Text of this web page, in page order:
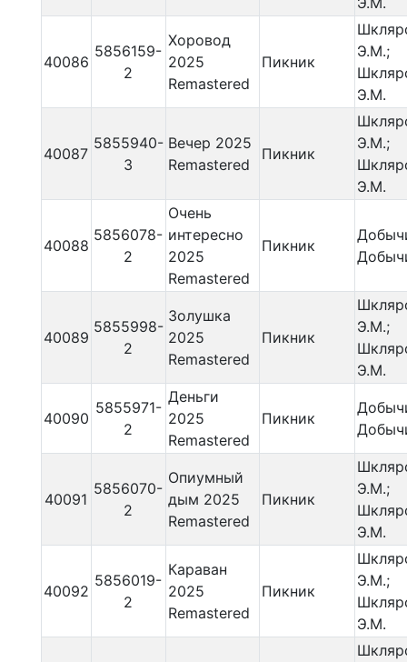
40086
5856159-
2
Хоровод
2025
Remastered
Пикник
Э.М.;
Э.М.
40087
5855940-
3
Вечер 2025
Remastered
Пикник
Э.М.;
Э.М.
40088
5856078-
2
Очень
интересно
2025
Remastered
Пикник
40089
5855998-
2
Золушка
2025
Remastered
Пикник
Э.М.;
Э.М.
40090
5855971-
2
Деньги
2025
Remastered
Пикник
40091
5856070-
2
Опиумный
дым 2025
Remastered
Пикник
Э.М.;
Э.М.
40092
5856019-
2
Караван
2025
Remastered
Пикник
Э.М.;
Э.М.